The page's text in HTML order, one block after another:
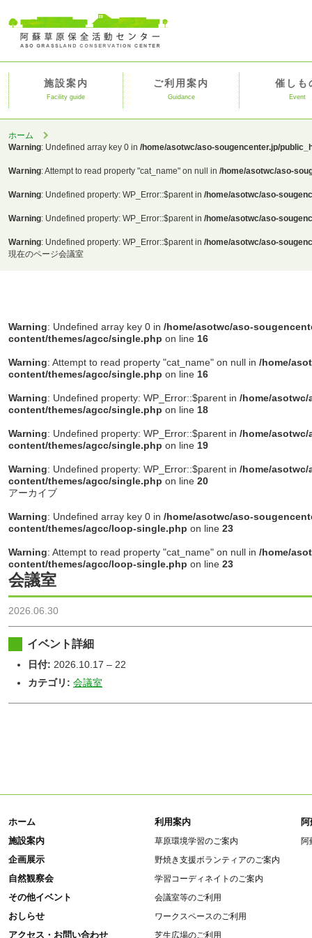
施設案内
Facility guide
ご利用案内
Guidance
催しも
Event
ホーム
Warning: Undefined array key 0 in /home/asotwc/aso-sougencenter.jp/
Warning: Attempt to read property "cat_name" on null in /home/asotwc/aso-
Warning: Undefined property: WP_Error::$parent in /home/asotwc/aso-
Warning: Undefined property: WP_Error::$parent in /home/asotwc/aso-
Warning: Undefined property: WP_Error::$parent in /home/asotwc/aso-
現在のページ会議室
Warning: Undefined array key 0 in /home/asotwc/aso-
content/themes/agcc/single.php on line 16
Warning: Attempt to read property "cat_name" on null in /home/
content/themes/agcc/single.php on line 16
Warning: Undefined property: WP_Error::$parent in /home/
content/themes/agcc/single.php on line 18
Warning: Undefined property: WP_Error::$parent in /home/
content/themes/agcc/single.php on line 19
Warning: Undefined property: WP_Error::$parent in /home/
content/themes/agcc/single.php on line 20
アーカイブ
Warning: Undefined array key 0 in /home/asotwc/aso-
content/themes/agcc/loop-single.php on line 23
Warning: Attempt to read property "cat_name" on null in /home/
content/themes/agcc/loop-single.php on line 23
会議室
2026.06.30
イベント詳細
日付: 2026.10.17 – 22
カテゴリ: 会議室
ホーム
施設案内
企画展示
自然観察会
その他イベント
おしらせ
アクセス・お問い合わせ
利用案内
草原環境学習のご案内
野焼き支援ボランティアのご案内
学習コーディネイトのご案内
会議室等のご利用
ワークスペースのご利用
芝生広場のご利用
阿